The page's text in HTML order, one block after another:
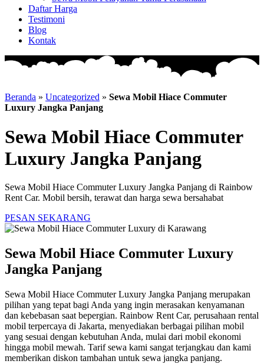
Daftar Harga
Testimoni
Blog
Kontak
Beranda » Uncategorized » Sewa Mobil Hiace Commuter
Luxury Jangka Panjang
Sewa Mobil Hiace Commuter
Luxury Jangka Panjang
Sewa Mobil Hiace Commuter Luxury Jangka Panjang di Rainbow
Rent Car. Mobil bersih, terawat dan harga sewa bersahabat
PESAN SEKARANG
Sewa Mobil Hiace Commuter Luxury
Jangka Panjang
Sewa Mobil Hiace Commuter Luxury Jangka Panjang merupakan
pilihan yang tepat bagi Anda yang ingin merasakan kenyamanan
dan kebebasan saat bepergian. Rainbow Rent Car, perusahaan rental
mobil terpercaya di Jakarta, menyediakan berbagai pilihan mobil
yang sesuai dengan kebutuhan Anda, mulai dari mobil ekonomi
hingga mobil mewah. Tarif sewa kami sangat terjangkau dan kami
memberikan diskon tambahan untuk sewa jangka panjang.